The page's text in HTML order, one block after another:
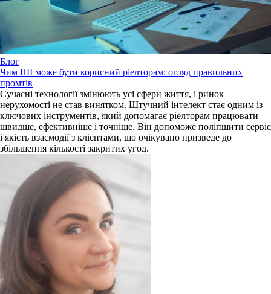
Блог
Чим ШІ може бути корисний ріелторам: огляд правильних
промтів
Сучасні технології змінюють усі сфери життя, і ринок
нерухомості не став винятком. Штучний інтелект стає одним із
ключових інструментів, який допомагає ріелторам працювати
швидше, ефективніше і точніше. Він допоможе поліпшити сервіс
і якість взаємодії з клієнтами, що очікувано призведе до
збільшення кількості закритих угод.